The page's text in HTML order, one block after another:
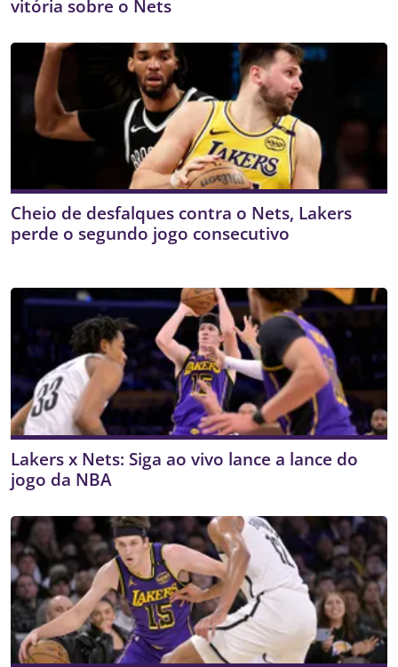
vitória sobre o Nets
Cheio de desfalques contra o Nets, Lakers
perde o segundo jogo consecutivo
Lakers x Nets: Siga ao vivo lance a lance do
jogo da NBA